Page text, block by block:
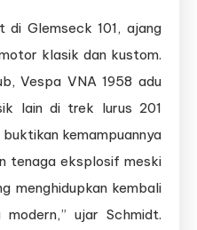
di Glemseck 101, ajang
klasik dan kustom.
Vespa VNA 1958 adu
lain di trek lurus 201
kemampuannya
tenaga eksplosif meski
menghidupkan kembali
ujar Schmidt.